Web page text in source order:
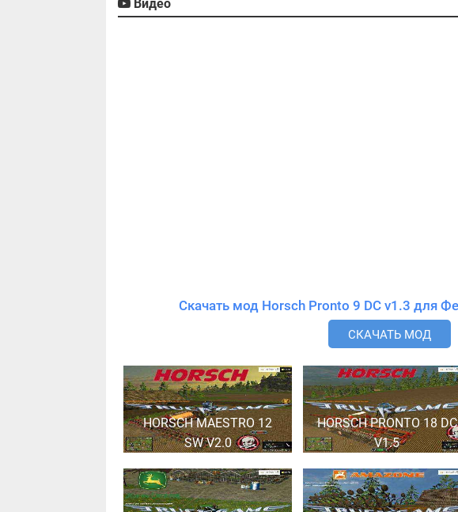
Видео
СКАЧАТЬ МОД
HORSCH MAESTRO 12
SW V2.0
HORSCH PRONTO 18 DC
V1.5